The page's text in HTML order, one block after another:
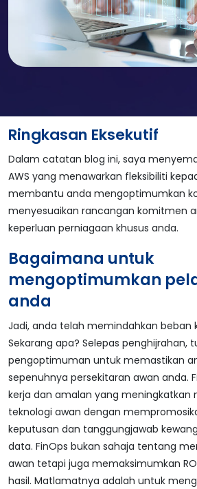
Ringkasan Eksekutif
Dalam catatan blog ini, saya
AWS yang menawarkan fleksibiliti
membantu anda mengoptimumkan
menyesuaikan rancangan komitmen
keperluan perniagaan khusus anda.
Bagaimana untuk
mengoptimumkan
anda
Jadi, anda telah memindahkan beban
Sekarang apa? Selepas penghijrahan,
pengoptimuman untuk memastikan
sepenuhnya persekitaran awan anda.
kerja dan amalan yang meningkatkan
teknologi awan dengan
keputusan dan tanggungjawab
data. FinOps bukan sahaja tentang
awan tetapi juga memaksimumkan
hasil. Matlamatnya adalah untuk